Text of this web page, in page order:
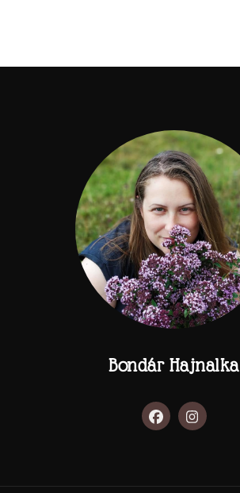
Bondár Hajnalka